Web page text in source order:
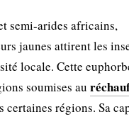
semi-arides africains,
jaunes attirent les
locale. Cette
soumises au
certaines régions. Sa